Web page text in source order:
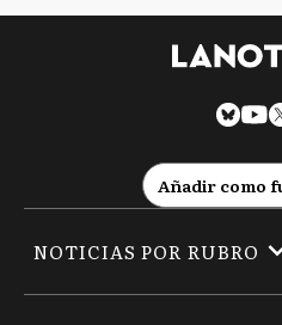
Añadir como
NOTICIAS POR RUBRO